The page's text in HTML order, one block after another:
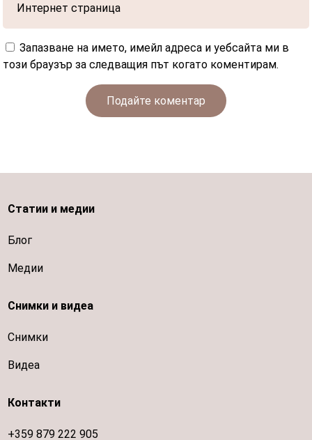
Запазване на името, имейл адреса и уебсайта ми в
този браузър за следващия път когато коментирам.
Подайте коментар
Статии и медии
Блог
Медии
Снимки и видеа
Снимки
Видеа
Контакти
+359 879 222 905